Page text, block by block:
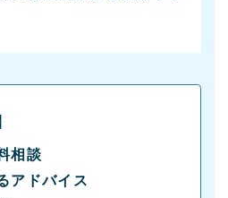
相談
アドバイス